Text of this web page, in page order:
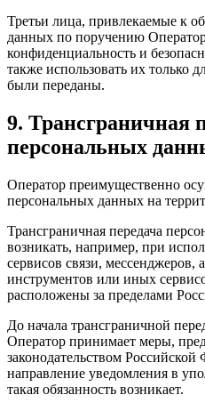
Третьи лица, привлекаемые к
данных по поручению
конфиденциальность и
также использовать их только
были переданы.
9. Трансграничная
персональных
Оператор преимущественно
персональных данных на
Трансграничная передача
возникать, например, при
сервисов связи, мессенджеров,
инструментов или иных
расположены за пределами
До начала трансграничной
Оператор принимает меры,
законодательством
направление уведомления в
такая обязанность возникает.